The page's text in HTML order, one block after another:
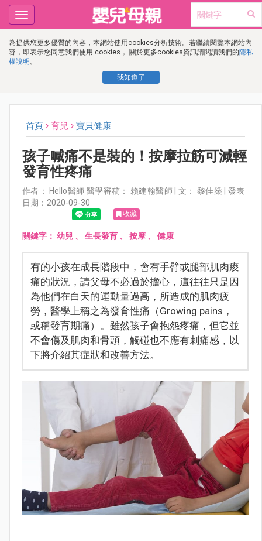
為提供您更多優質的內容，本網站使用cookies分析技術。若繼續閱覽本網站內
容，即表示您同意我們使用 cookies， 關於更多cookies資訊請閱讀我們的隱私
權說明 。
我知道了
Toggle
navigation
首頁 育兒 寶貝健康
孩子喊痛不是裝的！按摩拉筋可減輕
發育性疼痛
作者： Hello醫師 醫學審稿： 賴建翰醫師 | 文： 黎佳燊 | 發表
日期：2020-09-30
收藏
關鍵字： 幼兒、 生長發育、 按摩、 健康
有的小孩在成長階段中，會有手臂或腿部肌肉痠
痛的狀況，請父母不必過於擔心，這往往只是因
為他們在白天的運動量過高，所造成的肌肉疲
勞，醫學上稱之為發育性痛（Growing pains，
或稱發育期痛）。雖然孩子會抱怨疼痛，但它並
不會傷及肌肉和骨頭，觸碰也不應有刺痛感，以
下將介紹其症狀和改善方法。